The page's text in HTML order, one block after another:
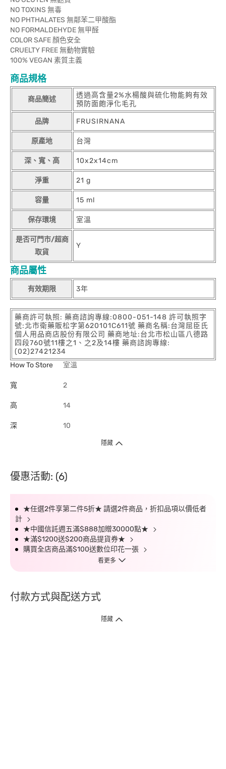
NO TOXINS 無毒
NO PHTHALATES 無鄰苯二甲酸酯
NO FORMALDEHYDE 無甲醛
COLOR SAFE 顏色安全
CRUELTY FREE 無動物實驗
100% VEGAN 素質主義
商品規格
商品簡述
透過高含量2%水楊酸與硫化物能夠有效
預防面皰淨化毛孔
品牌 FRUSIRNANA
原產地 台灣
深、寬、高 10x2x14cm
淨重 21 g
容量 15 ml
保存環境 室溫
是否可門市/超商
取貨
Y
商品屬性
有效期限 3年
藥商許可執照: 藥商諮詢專線:0800-051-148 許可執照字
號:北市衛藥販松字第620101C611號 藥商名稱:台灣屈臣氏
個人用品商店股份有限公司 藥商地址:台北市松山區八德路
四段760號11樓之1、之2及14樓 藥商諮詢專線:
(02)27421234
How To Store
室溫
寬 2
高 14
深 10
隱藏
優惠活動: (6)
★任選2件享第二件5折★ 請選2件商品，折扣品項以價低者
計
★中國信託週五滿$888加贈30000點★
★滿$1200送$200商品提貨券★
購買全店商品滿$100送數位印花一張
看更多
付款方式與配送方式
隱藏